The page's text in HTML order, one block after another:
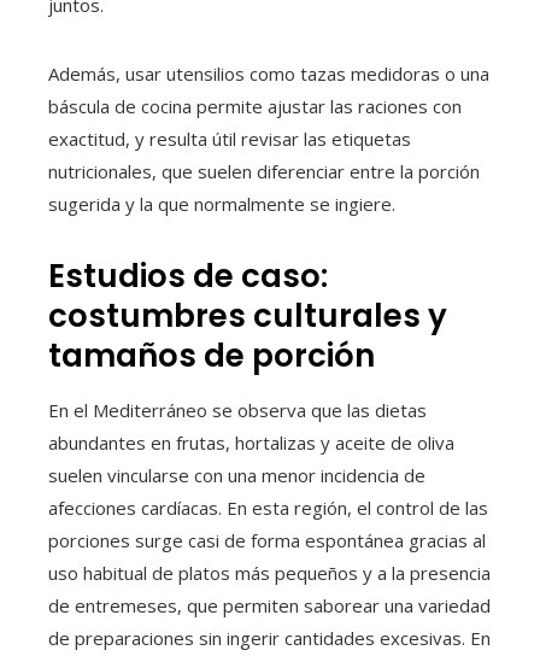
Además, usar utensilios como tazas medidoras o una
báscula de cocina permite ajustar las raciones con
exactitud, y resulta útil revisar las etiquetas
nutricionales, que suelen diferenciar entre la porción
sugerida y la que normalmente se ingiere.
Estudios de caso:
costumbres culturales y
tamaños de porción
En el Mediterráneo se observa que las dietas
abundantes en frutas, hortalizas y aceite de oliva
suelen vincularse con una menor incidencia de
afecciones cardíacas. En esta región, el control de las
porciones surge casi de forma espontánea gracias al
uso habitual de platos más pequeños y a la presencia
de entremeses, que permiten saborear una variedad
de preparaciones sin ingerir cantidades excesivas. En